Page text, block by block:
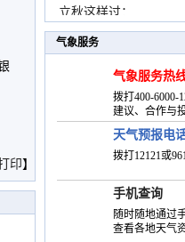
印】
立秋这样过：
气象服务
气象服务热
拨打400-6000-
建议、合作与
天气预报电
拨打12121或
手机查询
随时随地通过
查看各地天气